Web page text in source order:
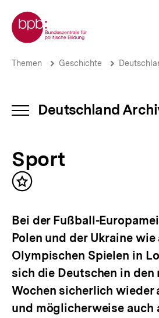
zum
Seiteninhalt
springen
Zur Startseite der bpb
Sport
bpb.de
Brotkrümelnavigation
Pfadnavigation
Themen Geschichte
INHALTSNAVIGATION
Deutschland
Sport
Inhalt
Bei der Fußball-
Polen und der Ukraine wie
Olympischen Spielen in
sich die Deutschen in den
Wochen sicherlich wieder
und möglicherweise auch